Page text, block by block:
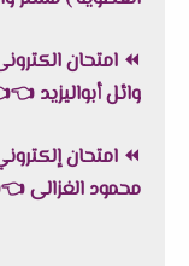
⏪ امتحان
وائل أبواليزيد 👈
⏪ امتحان
محمود الغزالى👈